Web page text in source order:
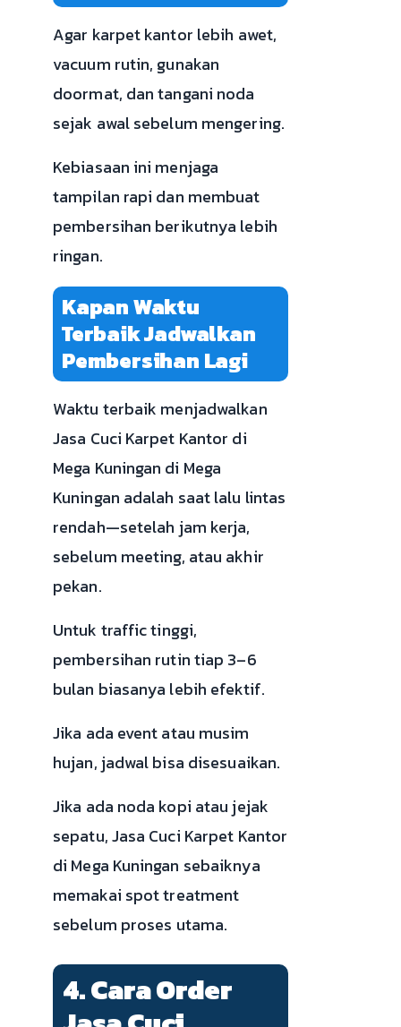
Agar karpet kantor lebih awet,
vacuum rutin, gunakan
doormat, dan tangani noda
sejak awal sebelum mengering.
Kebiasaan ini menjaga
tampilan rapi dan membuat
pembersihan berikutnya lebih
ringan.
Kapan Waktu
Terbaik Jadwalkan
Pembersihan Lagi
Waktu terbaik menjadwalkan
Jasa Cuci Karpet Kantor di
Mega Kuningan di Mega
Kuningan adalah saat lalu lintas
rendah—setelah jam kerja,
sebelum meeting, atau akhir
pekan.
Untuk traffic tinggi,
pembersihan rutin tiap 3–6
bulan biasanya lebih efektif.
Jika ada event atau musim
hujan, jadwal bisa disesuaikan.
Jika ada noda kopi atau jejak
sepatu, Jasa Cuci Karpet Kantor
di Mega Kuningan sebaiknya
memakai spot treatment
sebelum proses utama.
4. Cara Order